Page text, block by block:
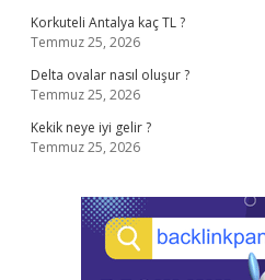
Korkuteli Antalya kaç TL ?
Temmuz 25, 2026
Delta ovalar nasıl oluşur ?
Temmuz 25, 2026
Kekik neye iyi gelir ?
Temmuz 25, 2026